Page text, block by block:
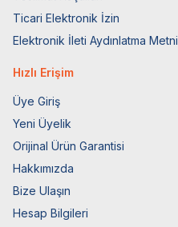
Ticari Elektronik İzin
Elektronik İleti Aydınlatma Metni
Hızlı Erişim
Üye Giriş
Yeni Üyelik
Orijinal Ürün Garantisi
Hakkımızda
Bize Ulaşın
Hesap Bilgileri